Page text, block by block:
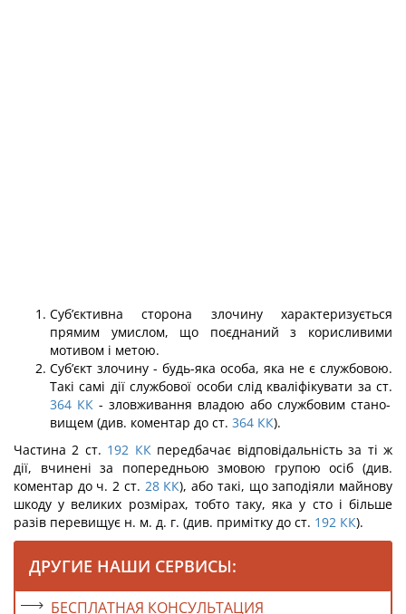
Суб’єктивна сторона злочину характеризується
прямим умислом, що поєдна­ний з корисливими
мотивом і метою.
Суб’єкт злочину - будь-яка особа, яка не є службовою.
Такі самі дії службової особи слід кваліфікувати за ст.
364 КК - зловживання владою або службовим стано­
вищем (див. коментар до ст. 364 КК).
Частина 2 ст. 192 ККпередбачає відповідальність за ті ж
дії, вчинені за поперед­ньою змовою групою осіб (див.
коментар до ч. 2 ст. 28 КК), або такі, що заподіяли майнову
шкоду у великих розмірах, тобто таку, яка у сто і більше
разів перевищує н. м. д. г. (див. примітку до ст. 192 КК).
ДРУГИЕ НАШИ СЕРВИСЫ:
БЕСПЛАТНАЯ КОНСУЛЬТАЦИЯ